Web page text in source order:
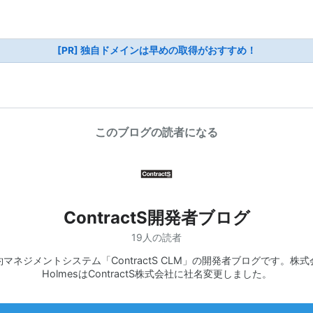
[PR] 独自ドメインは早めの取得がおすすめ！
このブログの読者になる
ContractS開発者ブログ
19人の読者
マネジメントシステム「ContractS CLM」の開発者ブログです。株式
HolmesはContractS株式会社に社名変更しました。